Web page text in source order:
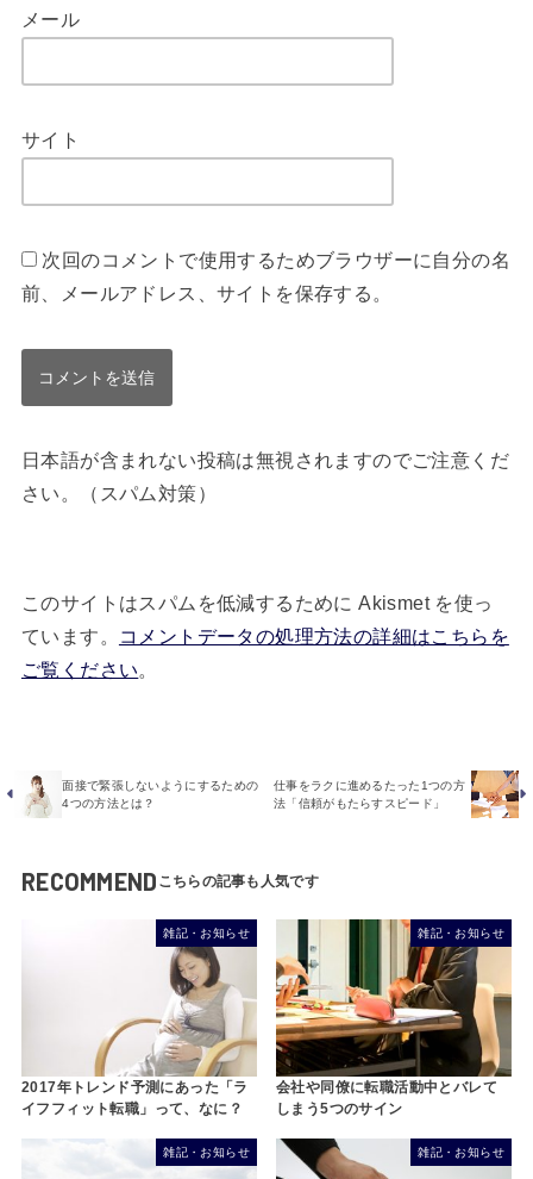
メール
サイト
次回のコメントで使用するためブラウザーに自分の名
前、メールアドレス、サイトを保存する。
日本語が含まれない投稿は無視されますのでご注意くだ
さい。（スパム対策）
このサイトはスパムを低減するために Akismet を使っ
ています。
コメントデータの処理方法の詳細はこちらを
ご覧ください。
面接で緊張しないようにするための
4つの方法とは？
仕事をラクに進めるたった1つの方
法「信頼がもたらすスピード」
RECOMMEND
雑記・お知らせ
2017年トレンド予測にあった「ラ
イフフィット転職」って、なに？
雑記・お知らせ
会社や同僚に転職活動中とバレて
しまう5つのサイン
雑記・お知らせ 雑記・お知らせ